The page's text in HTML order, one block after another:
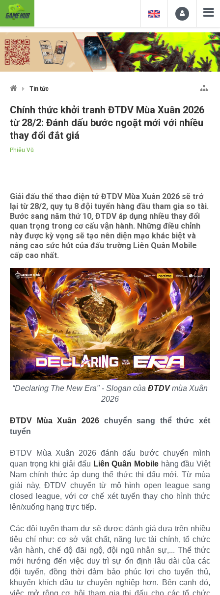
Tin tức
Chính thức khởi tranh ĐTDV Mùa Xuân 2026
từ 28/2: Đánh dấu bước ngoặt mới với nhiều
thay đổi đắt giá
Phiêu Vũ
Giải đấu thể thao điện tử ĐTDV Mùa Xuân 2026 sẽ trở
lại từ 28/2, quy tụ 8 đội tuyển hàng đầu tham gia so tài.
Bước sang năm thứ 10, ĐTDV áp dụng nhiều thay đổi
quan trọng trong cơ cấu vận hành. Những điều chỉnh
này được kỳ vọng sẽ tạo nên diện mạo khác biệt và
nâng cao sức hút của đấu trường Liên Quân Mobile
cấp cao nhất.
“Declaring The New Era" - Slogan của ĐTDVmùa Xuân
2026
ĐTDV Mùa Xuân 2026chuyển sang thể thức xét
tuyển
ĐTDV Mùa Xuân 2026 đánh dấu bước chuyển mình
quan trọng khi giải đấu Liên Quân Mobilehàng đầu Việt
Nam chính thức áp dụng thể thức thi đấu mới. Từ mùa
giải này, ĐTDV chuyển từ mô hình open league sang
closed league, với cơ chế xét tuyển thay cho hình thức
lên/xuống hạng trực tiếp.
Các đội tuyển tham dự sẽ được đánh giá dựa trên nhiều
tiêu chí như: cơ sở vật chất, năng lực tài chính, tổ chức
vận hành, chế độ đãi ngộ, đội ngũ nhân sự,... Thể thức
mới hướng đến việc duy trì sự ổn định lâu dài của các
đội tuyển, đồng thời đảm bảo phúc lợi cho tuyển thủ,
khuyến khích đầu tư chuyên nghiệp hơn. Bên cạnh đó,